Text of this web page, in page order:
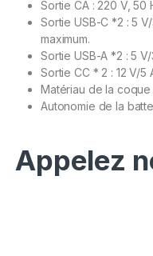
Sortie CA : 220 V, 50
Sortie USB-C *2 : 5
maximum.
Sortie USB-A *2 : 5
Sortie CC * 2 : 12 V/5
Matériau de la coque
Autonomie de la
Appelez